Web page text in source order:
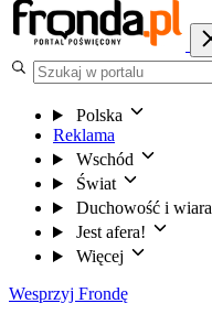
Polska
Reklama
Wschód
Świat
Duchowość i wiara
Jest afera!
Więcej
Wesprzyj Frondę